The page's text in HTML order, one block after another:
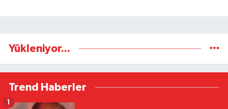
Yükleniyor...
Trend Haberler
1